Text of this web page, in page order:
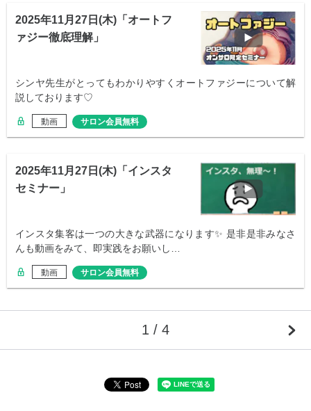
2025年11月27日(木)「オートフ
ァジー徹底理解」
シンヤ先生がとってもわかりやすくオートファジーについて解
説しております♡
動画 サロン会員無料
2025年11月27日(木)「インスタ
セミナー」
インスタ集客は一つの大きな武器になります✨ 是非是非みなさ
んも動画をみて、即実践をお願いし…
動画 サロン会員無料
1 / 4